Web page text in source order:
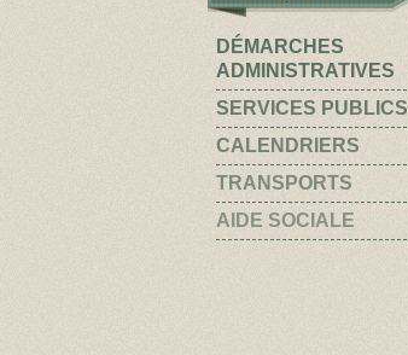
DÉMARCHES
ADMINISTRATIVES
SERVICES PUBLICS
CALENDRIERS
TRANSPORTS
AIDE SOCIALE